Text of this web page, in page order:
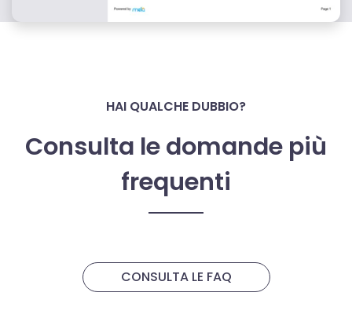
HAI QUALCHE DUBBIO?
Consulta le domande più
frequenti
CONSULTA LE FAQ